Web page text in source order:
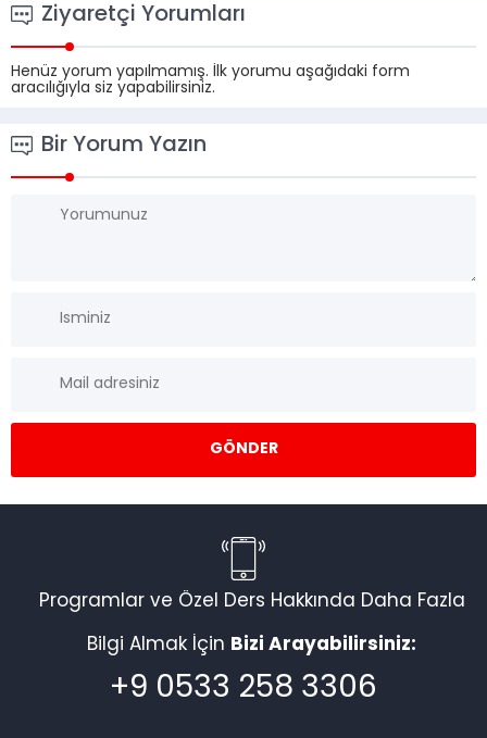
Ziyaretçi Yorumları
Henüz yorum yapılmamış. İlk yorumu aşağıdaki form
aracılığıyla siz yapabilirsiniz.
Bir Yorum Yazın
Programlar ve Özel Ders Hakkında Daha Fazla
Bilgi Almak İçin Bizi Arayabilirsiniz:
+9 0533 258 3306